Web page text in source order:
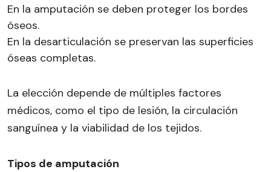
En la amputación se deben proteger los bordes
óseos.
En la desarticulación se preservan las superficies
óseas completas.
La elección depende de múltiples factores
médicos, como el tipo de lesión, la circulación
sanguínea y la viabilidad de los tejidos.
Tipos de amputación